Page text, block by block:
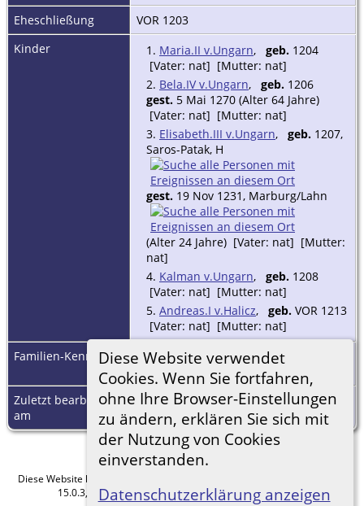
Diese Website verwendet
Cookies. Wenn Sie fortfahren,
ohne Ihre Browser-Einstellungen
zu ändern, erklären Sie sich mit
der Nutzung von Cookies
einverstanden.
Datenschutzerklärung anzeigen
Eheschließung
VOR 1203
Kinder
1. Maria.II v.Ungarn, geb. 1204
[Vater: nat] [Mutter: nat]
2. Bela.IV v.Ungarn, geb. 1206
gest. 5 Mai 1270 (Alter 64 Jahre)
[Vater: nat] [Mutter: nat]
3. Elisabeth.III v.Ungarn, geb. 1207,
Saros-Patak, H
gest. 19 Nov 1231, Marburg/Lahn
(Alter 24 Jahre) [Vater: nat] [Mutter:
nat]
4. Kalman v.Ungarn, geb. 1208
[Vater: nat] [Mutter: nat]
5. Andreas.I v.Halicz, geb. VOR 1213
[Vater: nat] [Mutter: nat]
Familien-Kennung
F51160 Familienblatt
Familientafel
Zuletzt bearbeitet
am
8 Mrz 2023
Diese Website läuft mit
15.0.3, programmiert von Darrin Lythgoe © 2001-2026.